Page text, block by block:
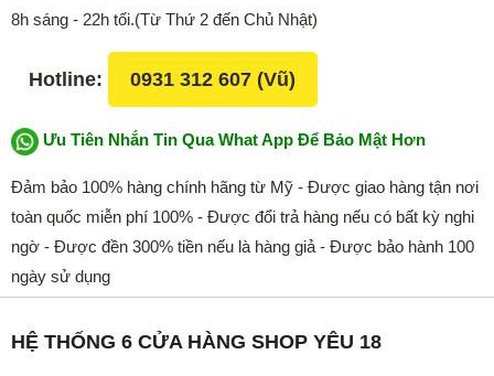
8h sáng - 22h tối.(Từ Thứ 2 đến Chủ Nhật)
Hotline: 0931 312 607 (Vũ)
Ưu Tiên Nhắn Tin Qua What App Để Bảo Mật Hơn
Đảm bảo 100% hàng chính hãng từ Mỹ - Được giao hàng tận nơi
toàn quốc miễn phí 100% - Được đổi trả hàng nếu có bất kỳ nghi
ngờ - Được đền 300% tiền nếu là hàng giả - Được bảo hành 100
ngày sử dụng
HỆ THỐNG 6 CỬA HÀNG SHOP YÊU 18